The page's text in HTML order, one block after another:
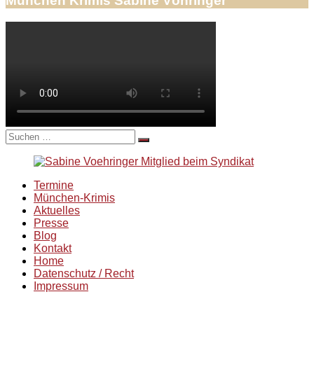
Suche
nach:
Termine
München-Krimis
Aktuelles
Presse
Blog
Kontakt
Home
Datenschutz / Recht
Impressum